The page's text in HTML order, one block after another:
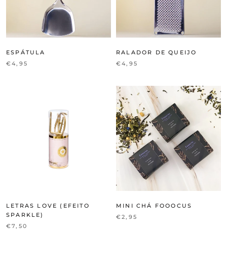
ESPÁTULA
€4,95
RALADOR DE QUEIJO
€4,95
LETRAS LOVE (EFEITO
SPARKLE)
€7,50
MINI CHÁ FOOOCUS
€2,95